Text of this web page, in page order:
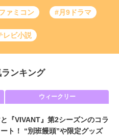
ァミコン #月9ドラマ
レビ小説
ランキング
ウィークリー
『VIVANT』第2シーズンのコラ
ト！ “別班饅頭”や限定グッズ